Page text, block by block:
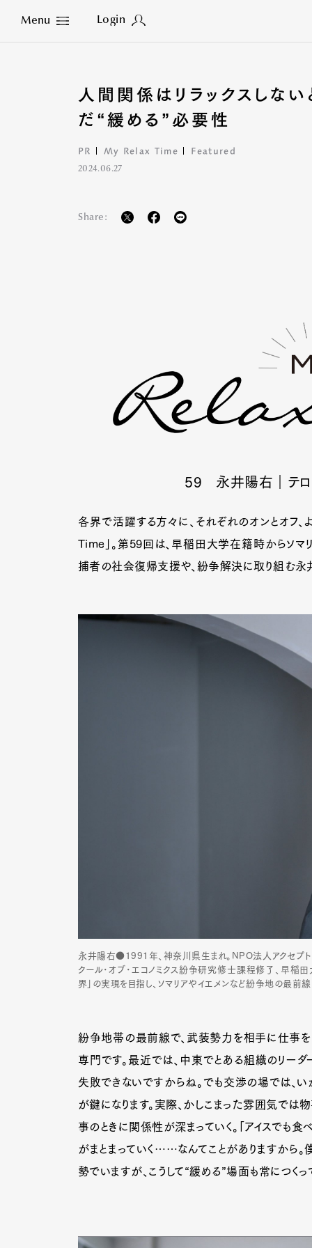
Menu Login
Close
人間関係はリラックスしな
だ“緩める”必要性
PR My Relax Time Featured
2024.06.27
Share:
59 永井陽右 ｜テ
各界で活躍する方々に、それぞれのオンとオフ
Time」。第59回は、早稲田大学在籍時からソ
捕者の社会復帰支援や、紛争解決に取り組む永
永井陽右●1991年、神奈川県生まれ。NPO法人アクセプト
クール･オブ･エコノミクス紛争研究修士課程修了、早稲
界」の実現を目指し、ソマリアやイエメンなど紛争地の最前
紛争地帯の最前線で、武装勢力を相手に仕事を
専門です。最近では、中東でとある組織のリー
失敗できないですからね。でも交渉の場では、
が鍵になります。実際、かしこまった雰囲気では
事のときに関係性が深まっていく。「アイスでも
がまとまっていく……なんてことがありますから
勢でいますが、こうして“緩める”場面も常につくっ